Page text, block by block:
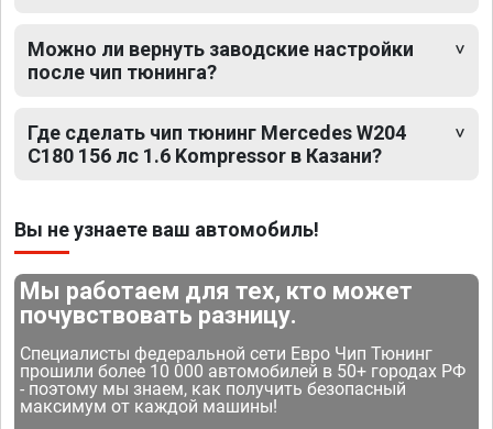
Можно ли вернуть заводские настройки
после чип тюнинга?
Где сделать чип тюнинг Mercedes W204
C180 156 лс 1.6 Kompressor в Казани?
Вы не узнаете ваш автомобиль!
Мы работаем для тех, кто может
почувствовать разницу.
Специалисты федеральной сети Евро Чип Тюнинг
прошили более 10 000 автомобилей в 50+ городах РФ
- поэтому мы знаем, как получить безопасный
максимум от каждой машины!